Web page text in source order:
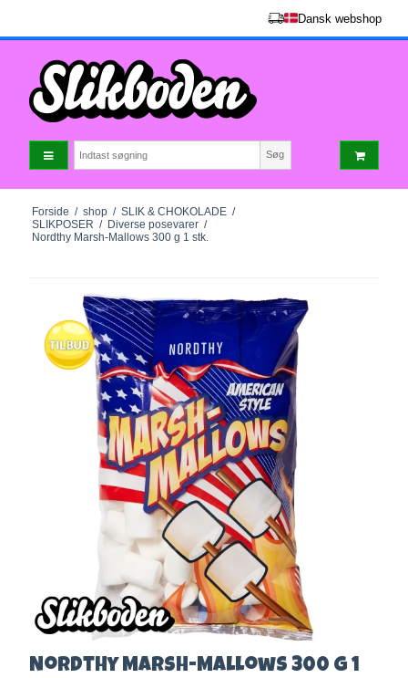
Dansk webshop
Søg
Forside / shop / SLIK & CHOKOLADE /
SLIKPOSER / Diverse posevarer /
Nordthy Marsh-Mallows 300 g 1 stk.
Nordthy Marsh-Mallows 300 g 1